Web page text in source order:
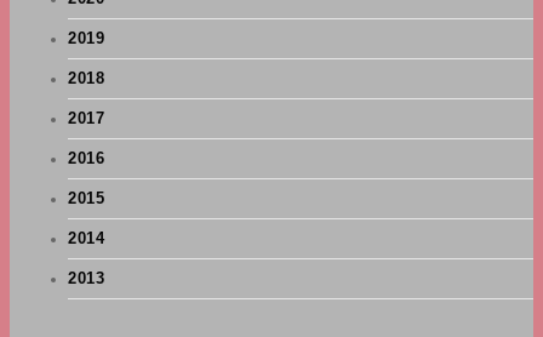
2019
2018
2017
2016
2015
2014
2013